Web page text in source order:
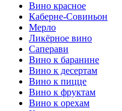
Вино красное
Каберне-Совиньон
Мерло
Ликёрное вино
Саперави
Вино к баранине
Вино к десертам
Вино к пицце
Вино к фруктам
Вино к орехам